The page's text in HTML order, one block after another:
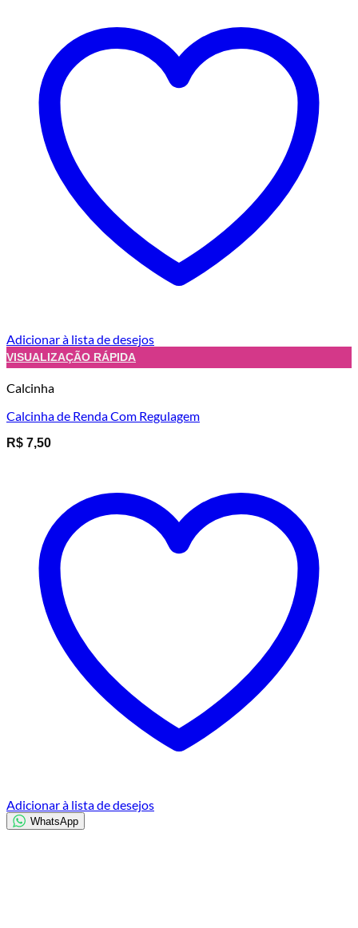
Adicionar à lista de desejos
VISUALIZAÇÃO RÁPIDA
Calcinha
Calcinha de Renda Com Regulagem
R$ 7,50
Adicionar à lista de desejos
WhatsApp